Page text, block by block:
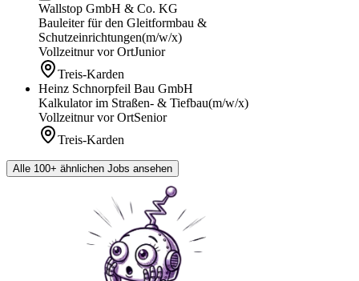
Wallstop GmbH & Co. KG
Bauleiter für den Gleitformbau &
Schutzeinrichtungen(m/w/x)
Vollzeitnur vor OrtJunior
Treis-Karden
Heinz Schnorpfeil Bau GmbH
Kalkulator im Straßen- & Tiefbau(m/w/x)
Vollzeitnur vor OrtSenior
Treis-Karden
Alle 100+ ähnlichen Jobs ansehen